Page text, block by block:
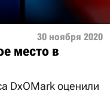
30 ноября 2020
место в
DxOMark оценили